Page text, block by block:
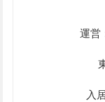
運営
入